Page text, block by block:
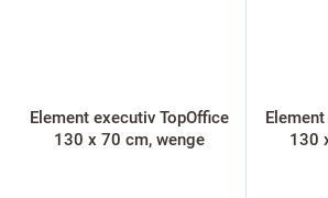
Element executiv TopOffice
130 x 70 cm, wenge
130